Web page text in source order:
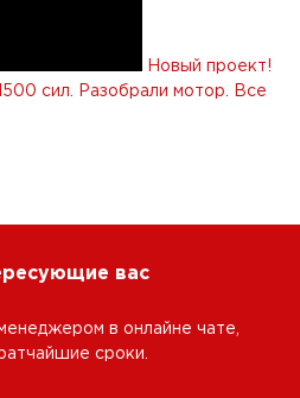
Новый проект!
сил. Разобрали мотор. Все
вас
в онлайне чате,
сроки.